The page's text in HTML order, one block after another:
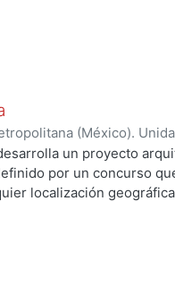
(México).
,2013-08) Pérez Castro,
un proyecto
por un concurso
localización